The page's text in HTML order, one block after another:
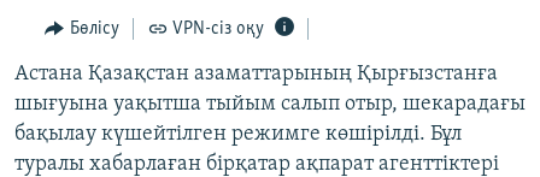
Navigation
Skip
to
Search
АДАМ ҚҰҚЫҚТАРЫ
ӘЛЕУМЕТ
ӘЛЕМ
АРНАЙЫ ЖОБАЛАР
Бөлісу VPN-сіз оқу
Астана Қазақстан азаматтарының Қырғызстанға
шығуына уақытша тыйым салып отыр, шекарадағы
бақылау күшейтілген режимге көшірілді. Бұл
туралы хабарлаған бірқатар ақпарат агенттіктері